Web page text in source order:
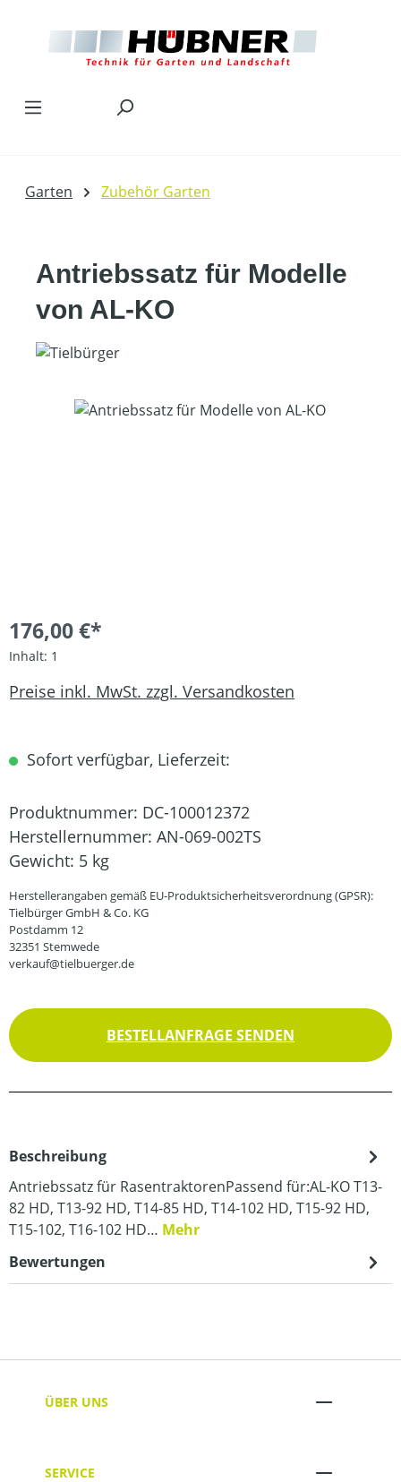
Garten Zubehör Garten
Antriebssatz für Modelle
von AL-KO
Bildergalerie überspringen
176,00 €*
Inhalt: 1
Preise inkl. MwSt. zzgl. Versandkosten
Sofort verfügbar, Lieferzeit:
Produktnummer: DC-100012372
Herstellernummer: AN-069-002TS
Gewicht: 5 kg
Herstellerangaben gemäß EU-Produktsicherheitsverordnung (GPSR):
Tielbürger GmbH & Co. KG
Postdamm 12
32351 Stemwede
verkauf@tielbuerger.de
BESTELLANFRAGE SENDEN
Beschreibung
Antriebssatz für RasentraktorenPassend für:AL-KO T13-
82 HD, T13-92 HD, T14-85 HD, T14-102 HD, T15-92 HD,
T15-102, T16-102 HD… Mehr
Bewertungen
ÜBER UNS
SERVICE